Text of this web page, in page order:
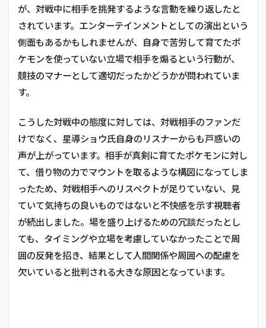
が、対戦中に相手を挑発するような言動を繰り返したと
されています。エンターテインメントとしての演出という
側面もあるかもしれませんが、自身で苦労して育てたポ
ケモンを使っていない立場で相手を煽るという行動が、
競技のマナーとして適切だったかどうかが問われていま
す。
こうした対戦中の態度に対しては、対戦相手のファンだ
けでなく、星導ショウ氏自身のリスナーからも戸惑いの
声が上がっています。相手が真剣に育てたポケモンに対し
て、借り物の力でマウントを取るような構図になってしま
ったため、対戦相手へのリスペクトが足りていない、見
ていて気持ちの良いものではないと不快感を示す視聴者
が続出しました。場を盛り上げるための冗談だったとし
ても、タイミングや立場を考慮していなかったことで周
囲の反発を招き、結果として人間関係や周囲への配慮を
欠いていると批判される大きな原因となっています。